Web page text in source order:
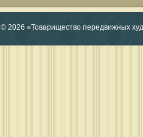
© 2026 «Товарищество передвижных